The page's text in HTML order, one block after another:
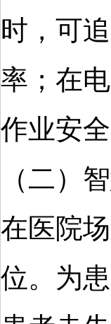
时，可
率；在
作业安全
（二）
在医院
位。为